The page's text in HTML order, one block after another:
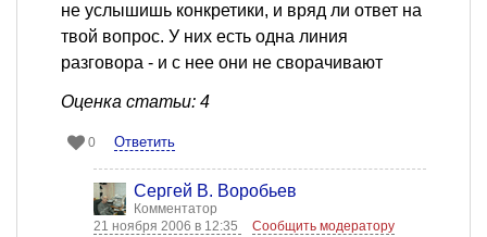
не услышишь конкретики, и вряд ли ответ на
твой вопрос. У них есть одна линия
разговора - и с нее они не сворачивают
Оценка статьи: 4
0 Ответить
Сергей В. Воробьев
Комментатор
21 ноября 2006 в 12:35
Сообщить модератору